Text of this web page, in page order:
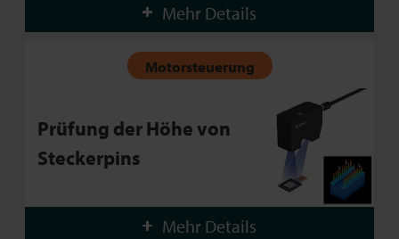
Mehr Details
Motorsteuerung
Prüfung der Höhe von
Steckerpins
Mehr Details